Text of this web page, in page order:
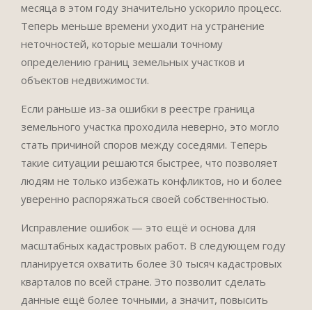
месяца в этом году значительно ускорило процесс.
Теперь меньше времени уходит на устранение
неточностей, которые мешали точному
определению границ земельных участков и
объектов недвижимости.
Если раньше из-за ошибки в реестре граница
земельного участка проходила неверно, это могло
стать причиной споров между соседями. Теперь
такие ситуации решаются быстрее, что позволяет
людям не только избежать конфликтов, но и более
уверенно распоряжаться своей собственностью.
Исправление ошибок — это ещё и основа для
масштабных кадастровых работ. В следующем году
планируется охватить более 30 тысяч кадастровых
кварталов по всей стране. Это позволит сделать
данные ещё более точными, а значит, повысить